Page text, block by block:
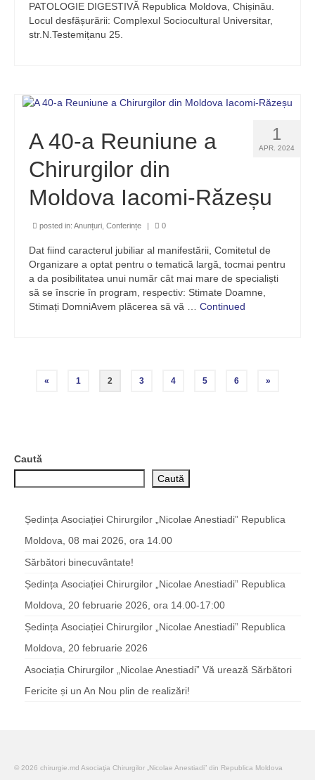
PATOLOGIE DIGESTIVĂ Republica Moldova, Chișinău.
Locul desfășurării: Complexul Sociocultural Universitar,
str.N.Testemițanu 25.
1
APR. 2024
A 40-a Reuniune a
Chirurgilor din
Moldova Iacomi-Răzeșu
posted in: Anunțuri, Conferințe 0
Dat fiind caracterul jubiliar al manifestării, Comitetul de
Organizare a optat pentru o tematică largă, tocmai pentru
a da posibilitatea unui număr cât mai mare de specialiști
să se înscrie în program, respectiv: Stimate Doamne,
Stimați DomniAvem plăcerea să vă … Continued
« 1 2 3 4 5 6 »
Caută
Caută
Ședința Asociației Chirurgilor „Nicolae Anestiadi” Republica
Moldova, 08 mai 2026, ora 14.00
Sărbători binecuvântate!
Ședința Asociației Chirurgilor „Nicolae Anestiadi” Republica
Moldova, 20 februarie 2026, ora 14.00-17:00
Ședința Asociației Chirurgilor „Nicolae Anestiadi” Republica
Moldova, 20 februarie 2026
Asociația Chirurgilor „Nicolae Anestiadi” Vă urează Sărbători
Fericite și un An Nou plin de realizări!
© 2026 chirurgie.md Asociaţia Chirurgilor „Nicolae Anestiadi” din Republica Moldova